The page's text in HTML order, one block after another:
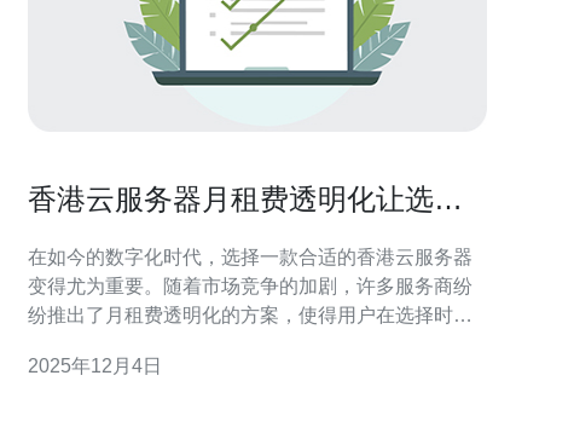
香港云服务器月租费透明化让选择
在如今的数字化时代，选择一款合适的香港云服务器
变得尤为重要。随着市场竞争的加剧，许多服务商纷
纷推出了月租费透明化的方案，使得用户在选择时能
测香港云服务器的月租费用，帮助您找到最佳、最便
2025年12月4日